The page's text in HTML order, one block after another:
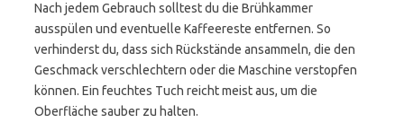
Nach jedem Gebrauch solltest du die Brühkammer
ausspülen und eventuelle Kaffeereste entfernen. So
verhinderst du, dass sich Rückstände ansammeln, die den
Geschmack verschlechtern oder die Maschine verstopfen
können. Ein feuchtes Tuch reicht meist aus, um die
Oberfläche sauber zu halten.